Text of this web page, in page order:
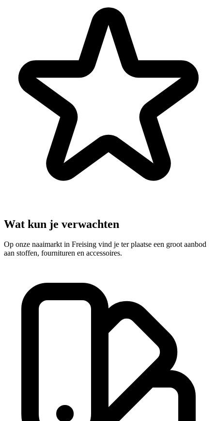
Wat kun je verwachten
Op onze naaimarkt in Freising vind je ter plaatse een groot aanbod
aan stoffen, fournituren en accessoires.